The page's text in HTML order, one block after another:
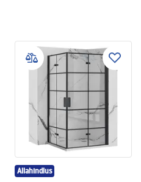
Allahindlus